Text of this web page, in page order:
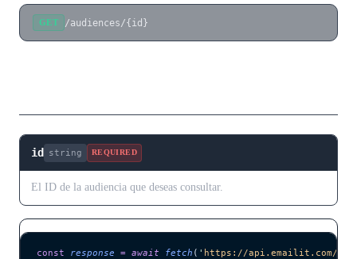
GET /audiences/{id}
id string REQUIRED
El ID de la audiencia que deseas consultar.
const response = await fetch ( ' https://api.emailit.com/v2/